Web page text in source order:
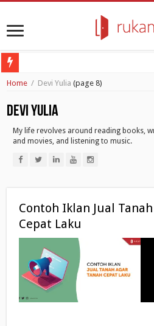
Poligrab: No-germs Door Opener untuk
Mungkinkah Resesi Ekonomi Lebih
4 Cara Coronavirus Mengubah Kebiasaan
Home / Devi Yulia (page 8)
Devi Yulia
My life revolves around reading books,
and movies, and listening to music.
Contoh Iklan Jual
Cepat Laku